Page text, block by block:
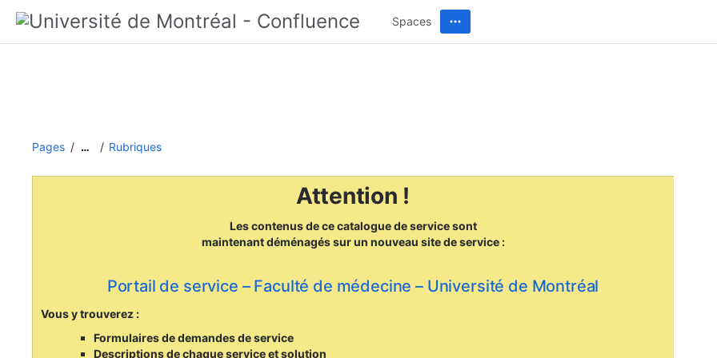
Spaces
Pages … Rubriques
Attention !
Les contenus de ce catalogue de service sont
maintenant déménagéssur un nouveau sitede service :
Portail de service – Faculté de médecine – Université de Montréal
Vous y trouverez :
Formulaires de demandes de service
Descriptions de chaque service et solution